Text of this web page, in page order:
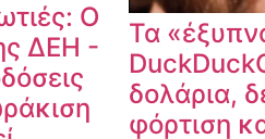
Ο
ΔΕΗ -
Τα
δολάρια,
φόρτιση